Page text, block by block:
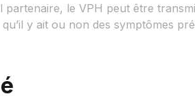
partenaire, le VPH peut être
qu’il y ait ou non des symptômes